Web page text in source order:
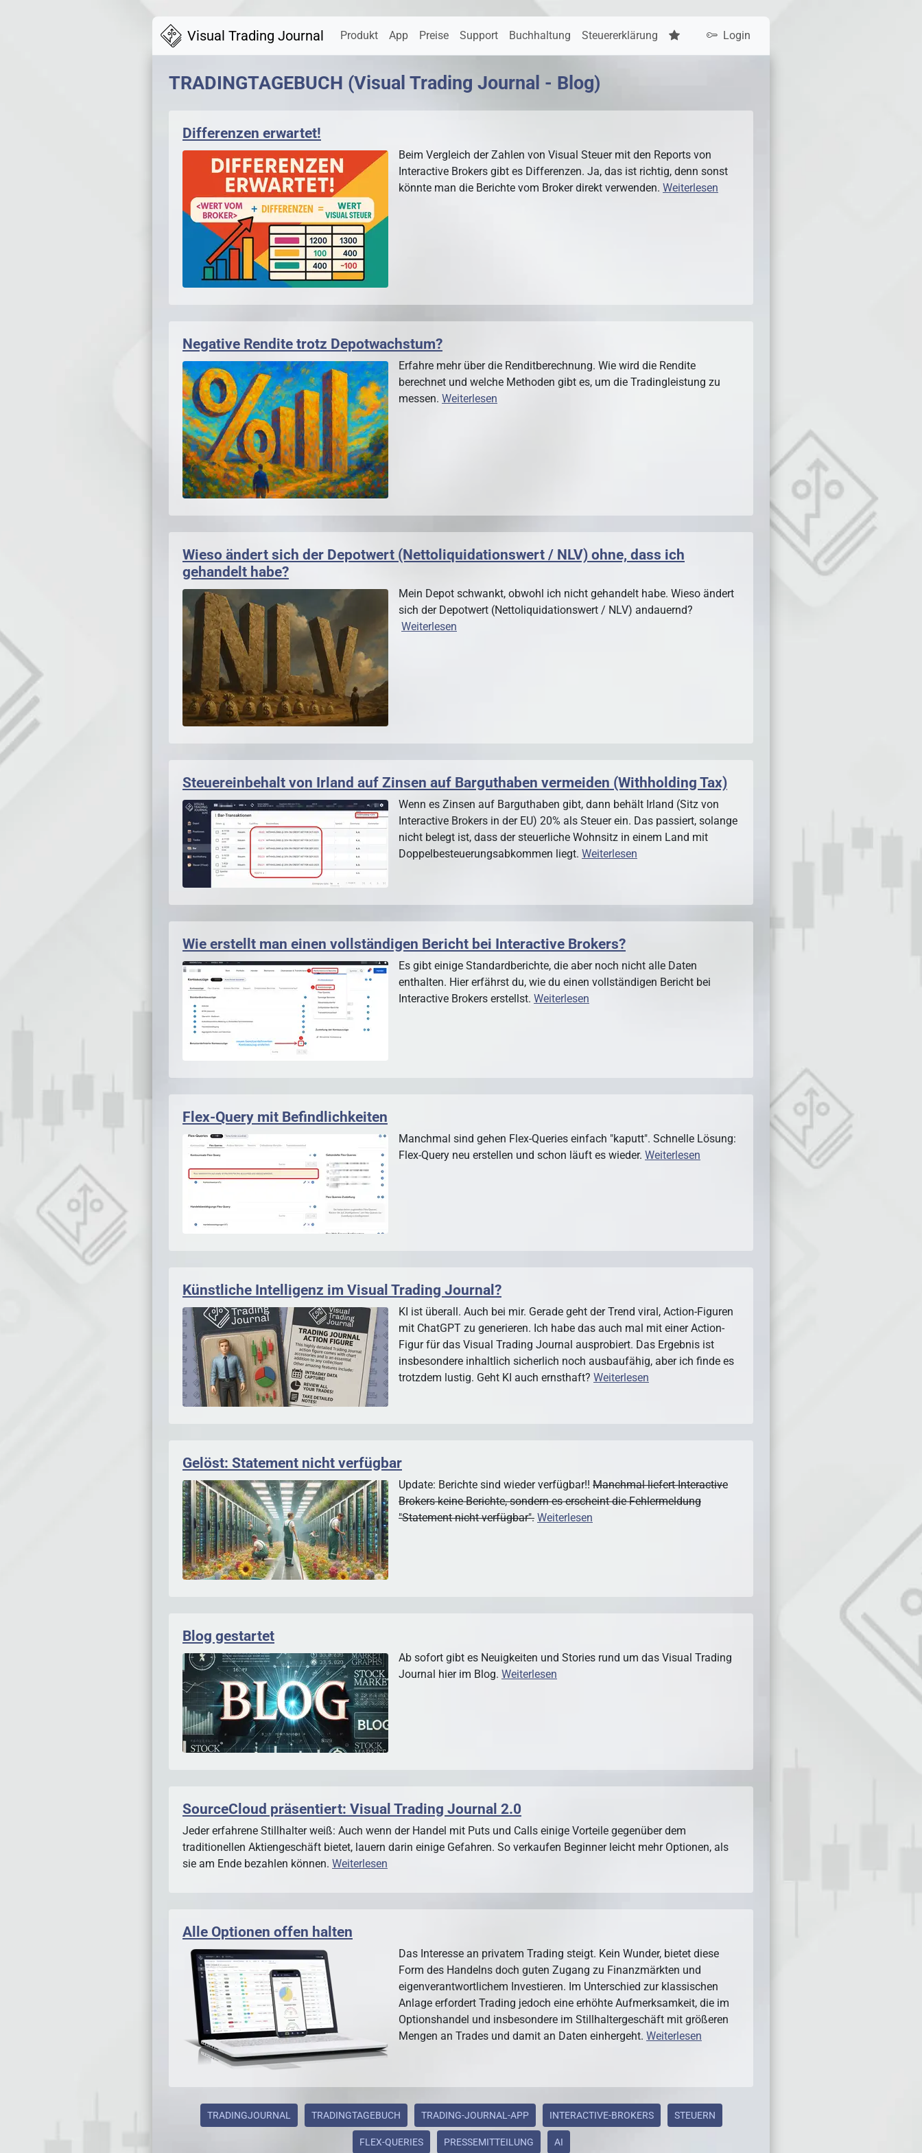
Visual Trading Journal Produkt App Preise Support Buchhaltung Steuererklärung Login
TRADINGTAGEBUCH (Visual Trading Journal - Blog)
Differenzen erwartet!
Beim Vergleich der Zahlen von Visual Steuer mit den Reports von
Interactive Brokers gibt es Differenzen. Ja, das ist richtig, denn sonst
könnte man die Berichte vom Broker direkt verwenden. Weiterlesen
Negative Rendite trotz Depotwachstum?
Erfahre mehr über die Renditberechnung. Wie wird die Rendite
berechnet und welche Methoden gibt es, um die Tradingleistung zu
messen. Weiterlesen
Wieso ändert sich der Depotwert (Nettoliquidationswert / NLV) ohne, dass ich
gehandelt habe?
Mein Depot schwankt, obwohl ich nicht gehandelt habe. Wieso ändert
sich der Depotwert (Nettoliquidationswert / NLV) andauernd?
Weiterlesen
Steuereinbehalt von Irland auf Zinsen auf Barguthaben vermeiden (Withholding Tax)
Wenn es Zinsen auf Barguthaben gibt, dann behält Irland (Sitz von
Interactive Brokers in der EU) 20% als Steuer ein. Das passiert, solange
nicht belegt ist, dass der steuerliche Wohnsitz in einem Land mit
Doppelbesteuerungsabkommen liegt. Weiterlesen
Wie erstellt man einen vollständigen Bericht bei Interactive Brokers?
Es gibt einige Standardberichte, die aber noch nicht alle Daten
enthalten. Hier erfährst du, wie du einen vollständigen Bericht bei
Interactive Brokers erstellst. Weiterlesen
Flex-Query mit Befindlichkeiten
Manchmal sind gehen Flex-Queries einfach "kaputt". Schnelle Lösung:
Flex-Query neu erstellen und schon läuft es wieder. Weiterlesen
Künstliche Intelligenz im Visual Trading Journal?
KI ist überall. Auch bei mir. Gerade geht der Trend viral, Action-Figuren
mit ChatGPT zu generieren. Ich habe das auch mal mit einer Action-
Figur für das Visual Trading Journal ausprobiert. Das Ergebnis ist
insbesondere inhaltlich sicherlich noch ausbaufähig, aber ich finde es
trotzdem lustig. Geht KI auch ernsthaft? Weiterlesen
Gelöst: Statement nicht verfügbar
Update: Berichte sind wieder verfügbar!! Manchmal liefert Interactive
Brokers keine Berichte, sondern es erscheint die Fehlermeldung
"Statement nicht verfügbar". Weiterlesen
Blog gestartet
Ab sofort gibt es Neuigkeiten und Stories rund um das Visual Trading
Journal hier im Blog. Weiterlesen
SourceCloud präsentiert: Visual Trading Journal 2.0
Jeder erfahrene Stillhalter weiß: Auch wenn der Handel mit Puts und Calls einige Vorteile gegenüber dem
traditionellen Aktiengeschäft bietet, lauern darin einige Gefahren. So verkaufen Beginner leicht mehr Optionen, als
sie am Ende bezahlen können. Weiterlesen
Alle Optionen offen halten
Das Interesse an privatem Trading steigt. Kein Wunder, bietet diese
Form des Handelns doch guten Zugang zu Finanzmärkten und
eigenverantwortlichem Investieren. Im Unterschied zur klassischen
Anlage erfordert Trading jedoch eine erhöhte Aufmerksamkeit, die im
Optionshandel und insbesondere im Stillhaltergeschäft mit größeren
Mengen an Trades und damit an Daten einhergeht. Weiterlesen
TRADINGJOURNAL TRADINGTAGEBUCH TRADING-JOURNAL-APP INTERACTIVE-BROKERS STEUERN
FLEX-QUERIES PRESSEMITTEILUNG AI